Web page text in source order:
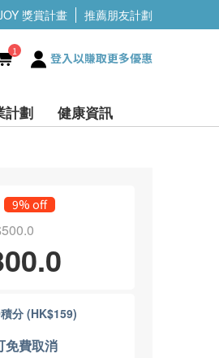
獎賞計畫 推薦朋友計劃
1 登入以賺取更多優惠
計劃 健康資訊
9% off
分 (HK$159)
免費取消